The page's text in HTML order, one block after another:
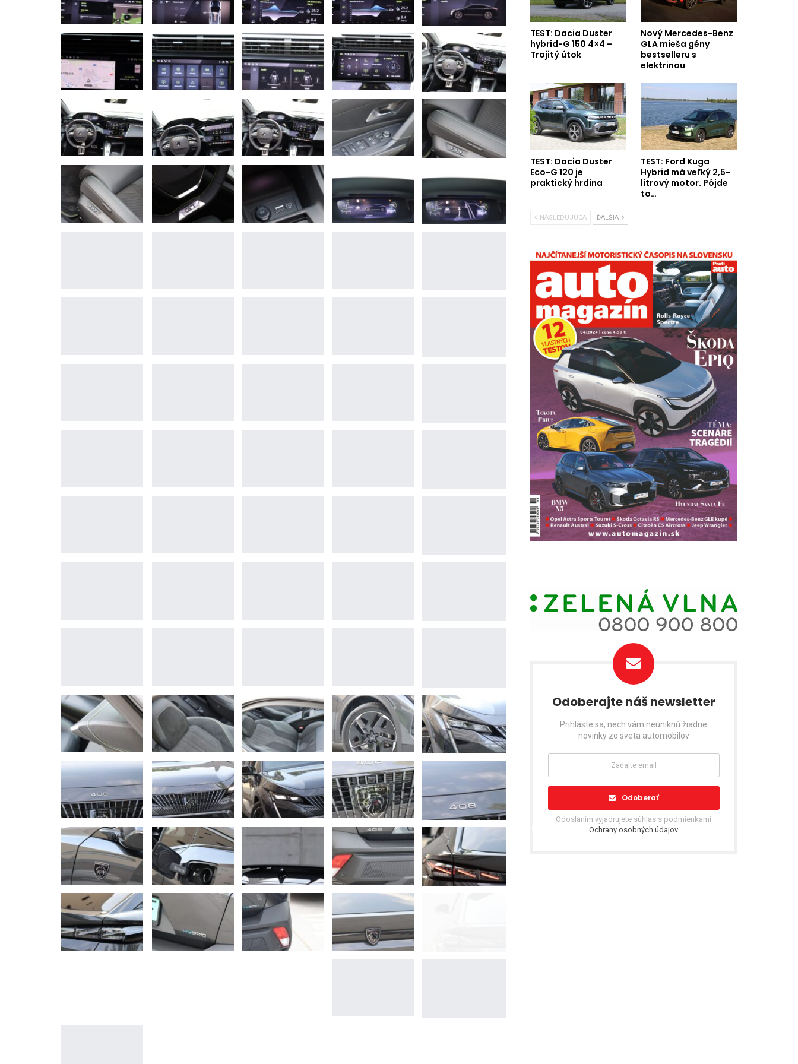
TEST: Dacia Duster
hybrid-G 150 4×4 –
Trojitý útok
Nový Mercedes-Benz
GLA mieša gény
bestselleru s
elektrinou
TEST: Dacia Duster
Eco-G 120 je
praktický hrdina
TEST: Ford Kuga
Hybrid má veľký 2,5-
litrový motor. Pôjde
to…
NÁSLEDUJÚCA ĎALŠIA
Odoberajte náš newsletter
Prihláste sa, nech vám neuniknú žiadne
novinky zo sveta automobilov
Odoberať
Odoslaním vyjadrujete súhlas s podmienkami
Ochrany osobných údajov